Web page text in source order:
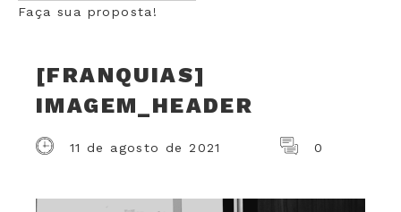
Faça sua proposta!
[FRANQUIAS]
IMAGEM_HEADER
11 de agosto de 2021 0